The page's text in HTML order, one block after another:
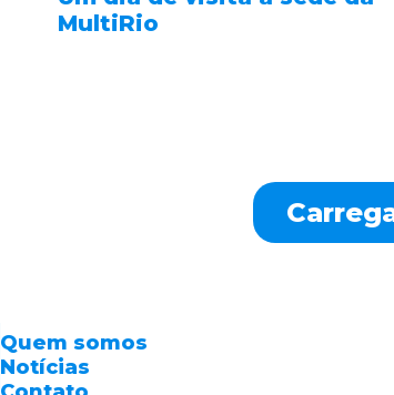
MultiRio
Quem somos
Notícias